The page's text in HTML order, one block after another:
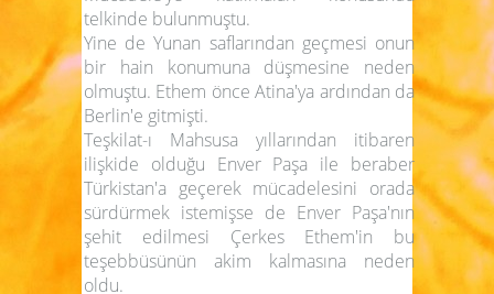
telkinde bulunmuştu.
Yine de Yunan saflarından geçmesi onun
bir hain konumuna düşmesine neden
olmuştu. Ethem önce Atina'ya ardından da
Berlin'e gitmişti.
Teşkilat-ı Mahsusa yıllarından itibaren
ilişkide olduğu Enver Paşa ile beraber
Türkistan'a geçerek mücadelesini orada
sürdürmek istemişse de Enver Paşa'nın
şehit edilmesi Çerkes Ethem'in bu
teşebbüsünün akim kalmasına neden
oldu.